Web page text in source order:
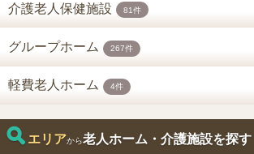
介護老人保健施設 81件
グループホーム 267件
軽費老人ホーム 4件
エリアから老人ホーム・介護施設を探す